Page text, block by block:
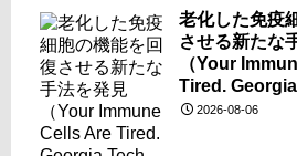
老化した免疫
させる新たな
（Your
Tired.
Researchers
2026-08-06